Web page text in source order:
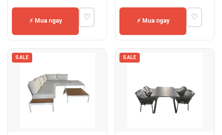
2,300,000₫.là:
1,600,000₫.
⚡ Mua ngay ♡
28,725,000₫.
⚡ Mua ngay ♡
SALE SALE